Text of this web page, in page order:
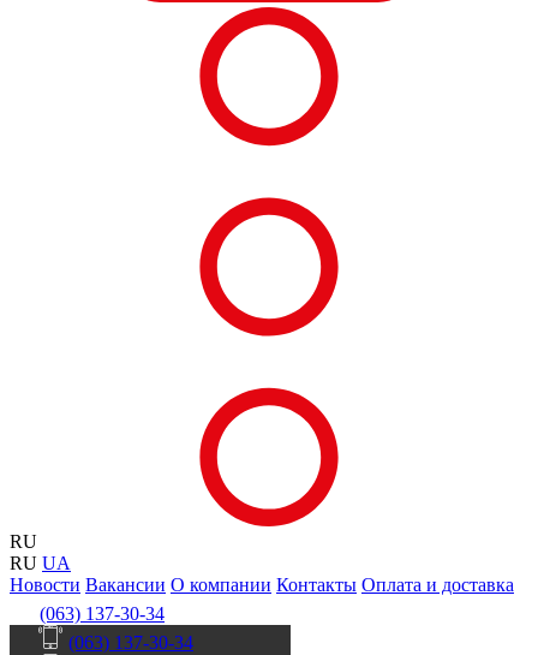
RU
RU UA
Новости Вакансии О компании Контакты Оплата и доставка
(063) 137-30-34
(063) 137-30-34